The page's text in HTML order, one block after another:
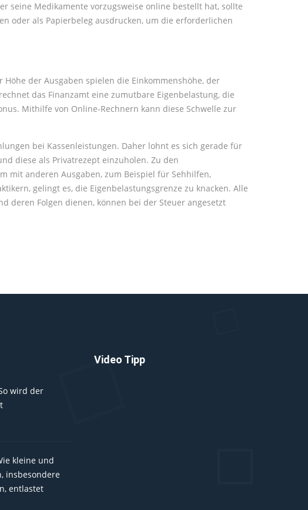
seine Medikamente vorzugsweise online bestellt hat, sollte
oder als Papierbeleg ausdrucken, um die erforderlichen
der Ausgaben spielen die Einkommenshöhe, der
das Finanzamt eine zumutbare Eigenbelastung, die
Mithilfe von Online-Rechnern kann diese Schwelle zur
bei Kassenleistungen. Daher lohnt es sich gerade für
diese als Privatrezept einzuholen. Zu den
mit anderen Ausgaben, zum Beispiel für Sehhilfen,
gelingt es, die Eigenbelastungsgrenze zu knacken. Alle
deren Folgen dienen, können bei der Steuer angesetzt
wird der
kleine und
insbesondere
entlastet
Video Tipp